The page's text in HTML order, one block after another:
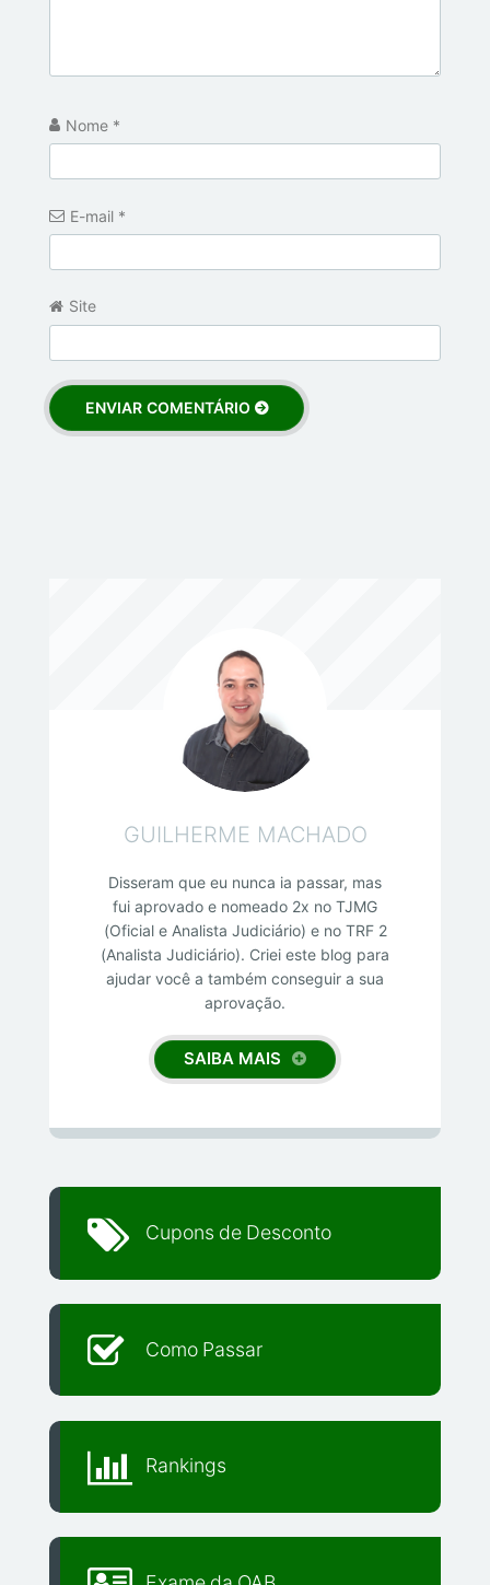
Nome *
E-mail *
Site
GUILHERME MACHADO
Disseram que eu nunca ia passar, mas
fui aprovado e nomeado 2x no TJMG
(Oficial e Analista Judiciário) e no TRF 2
(Analista Judiciário). Criei este blog para
ajudar você a também conseguir a sua
aprovação.
SAIBA MAIS
Cupons de Desconto
Como Passar
Rankings